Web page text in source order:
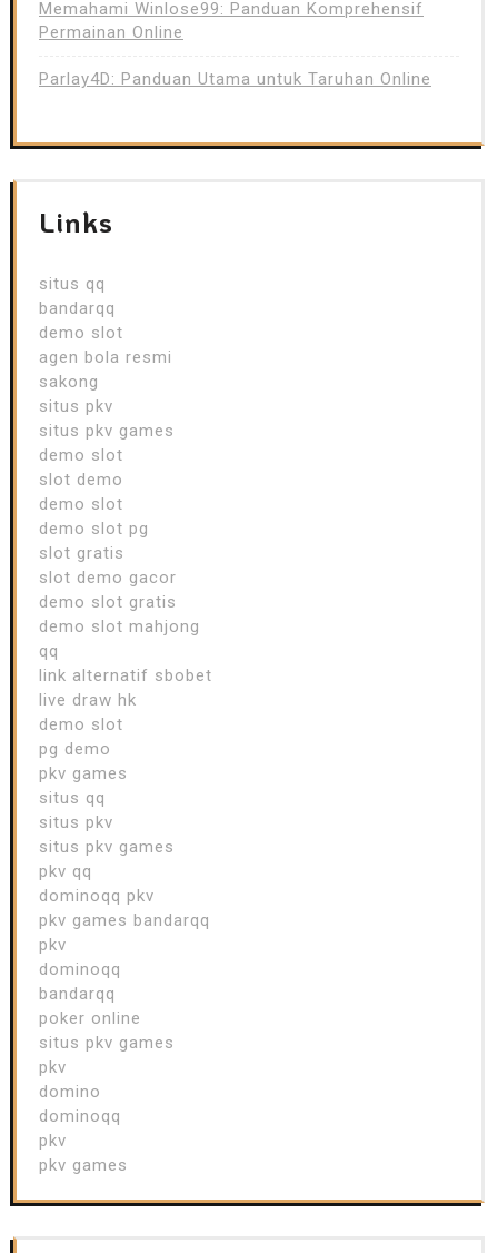
Memahami Winlose99: Panduan Komprehensif
Permainan Online
Parlay4D: Panduan Utama untuk Taruhan Online
Links
situs qq
bandarqq
demo slot
agen bola resmi
sakong
situs pkv
situs pkv games
demo slot
slot demo
demo slot
demo slot pg
slot gratis
slot demo gacor
demo slot gratis
demo slot mahjong
qq
link alternatif sbobet
live draw hk
demo slot
pg demo
pkv games
situs qq
situs pkv
situs pkv games
pkv qq
dominoqq pkv
pkv games bandarqq
pkv
dominoqq
bandarqq
poker online
situs pkv games
pkv
domino
dominoqq
pkv
pkv games